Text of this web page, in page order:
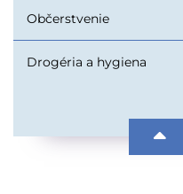
Občerstvenie
Drogéria a hygiena